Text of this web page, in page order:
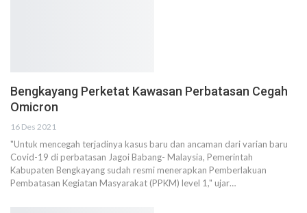
Bengkayang Perketat Kawasan Perbatasan Cegah
Omicron
16 Des 2021
"Untuk mencegah terjadinya kasus baru dan ancaman dari varian baru
Covid-19 di perbatasan Jagoi Babang- Malaysia, Pemerintah
Kabupaten Bengkayang sudah resmi menerapkan Pemberlakuan
Pembatasan Kegiatan Masyarakat (PPKM) level 1," ujar…